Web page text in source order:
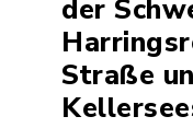
der
Straße